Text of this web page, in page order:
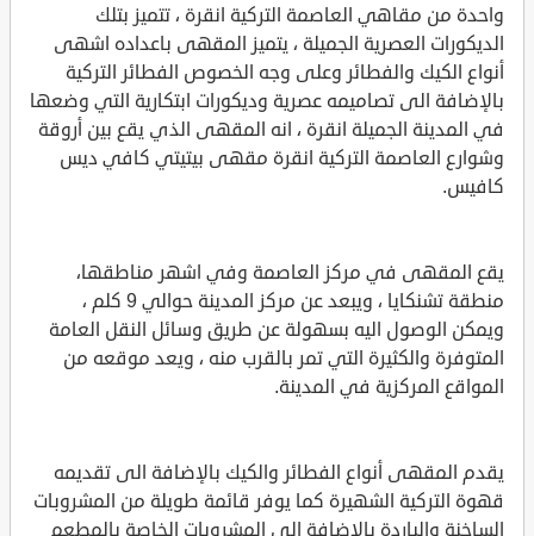
واحدة من مقاهي العاصمة التركية انقرة ، تتميز بتلك
الديكورات العصرية الجميلة ، يتميز المقهى باعداده اشهى
أنواع الكيك والفطائر وعلى وجه الخصوص الفطائر التركية
بالإضافة الى تصاميمه عصرية وديكورات ابتكارية التي وضعها
في المدينة الجميلة انقرة ، انه المقهى الذي يقع بين أروقة
وشوارع العاصمة التركية انقرة مقهى بيتيتي كافي ديس
كافيس.
يقع المقهى في مركز العاصمة وفي اشهر مناطقها،
منطقة تشنكايا ، ويبعد عن مركز المدينة حوالي 9 كلم ،
ويمكن الوصول اليه بسهولة عن طريق وسائل النقل العامة
المتوفرة والكثيرة التي تمر بالقرب منه ، ويعد موقعه من
المواقع المركزية في المدينة.
يقدم المقهى أنواع الفطائر والكيك بالإضافة الى تقديمه
قهوة التركية الشهيرة كما يوفر قائمة طويلة من المشروبات
الساخنة والباردة بالإضافة الى المشروبات الخاصة بالمطعم